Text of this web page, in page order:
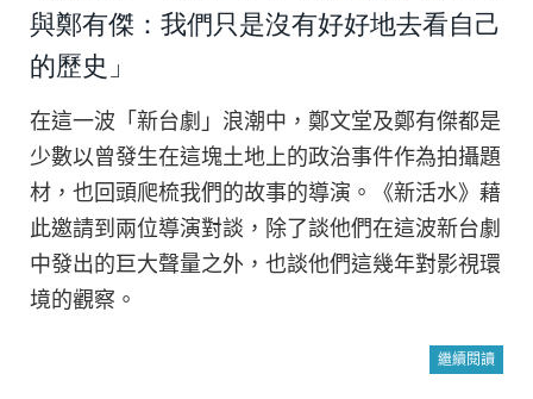
與鄭有傑：我們只是沒有好好地去看自己
的歷史」
在這一波「新台劇」浪潮中，鄭文堂及鄭有傑都是
少數以曾發生在這塊土地上的政治事件作為拍攝題
材，也回頭爬梳我們的故事的導演。《新活水》藉
此邀請到兩位導演對談，除了談他們在這波新台劇
中發出的巨大聲量之外，也談他們這幾年對影視環
境的觀察。
繼續閱讀